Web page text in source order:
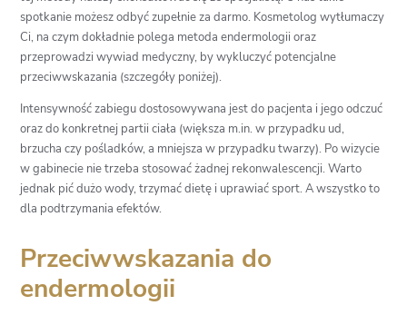
spotkanie możesz odbyć zupełnie za darmo. Kosmetolog wytłumaczy
Ci, na czym dokładnie polega metoda endermologii oraz
przeprowadzi wywiad medyczny, by wykluczyć potencjalne
przeciwwskazania (szczegóły poniżej).
Intensywność zabiegu dostosowywana jest do pacjenta i jego odczuć
oraz do konkretnej partii ciała (większa m.in. w przypadku ud,
brzucha czy pośladków, a mniejsza w przypadku twarzy). Po wizycie
w gabinecie nie trzeba stosować żadnej rekonwalescencji. Warto
jednak pić dużo wody, trzymać dietę i uprawiać sport. A wszystko to
dla podtrzymania efektów.
Przeciwwskazania do
endermologii